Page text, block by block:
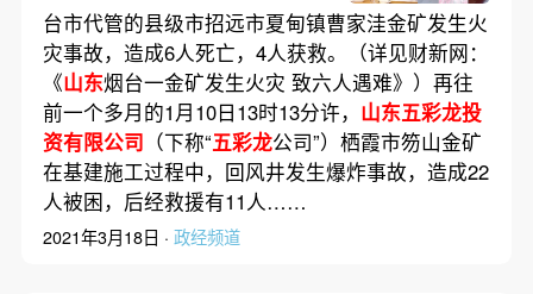
台市代管的县级市招远市夏甸镇曹家洼金矿发生火
灾事故，造成6人死亡，4人获救。（详见财新网：
《山东烟台一金矿发生火灾 致六人遇难》）再往
前一个多月的1月10日13时13分许， 山东五彩龙投
资有限公司 （下称“五彩龙公司”）栖霞市笏山金矿
在基建施工过程中，回风井发生爆炸事故，造成22
人被困，后经救援有11人……
2021年3月18日 · 政经频道